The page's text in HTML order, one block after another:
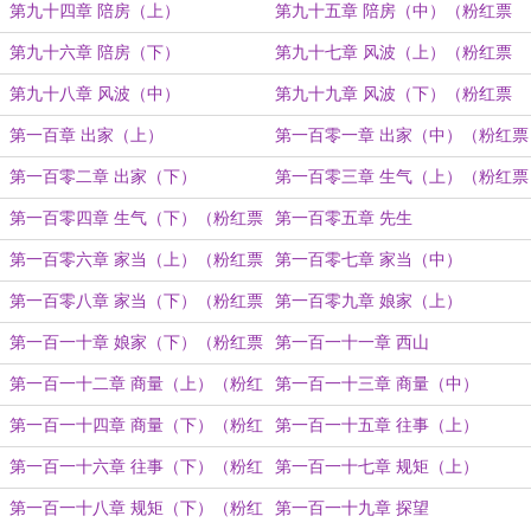
720）
第九十四章 陪房（上） 第九十五章 陪房（中）（粉红票
750）
第九十六章 陪房（下） 第九十七章 风波（上）（粉红票
780）
第九十八章 风波（中） 第九十九章 风波（下）（粉红票
810）
第一百章 出家（上） 第一百零一章 出家（中）（粉红票
840）
第一百零二章 出家（下） 第一百零三章 生气（上）（粉红票
870）
第一百零四章 生气（下）（粉红票
900）
第一百零五章 先生
第一百零六章 家当（上）（粉红票
930）
第一百零七章 家当（中）
第一百零八章 家当（下）（粉红票
960）
第一百零九章 娘家（上）
第一百一十章 娘家（下）（粉红票
990）
第一百一十一章 西山
第一百一十二章 商量（上）（粉红
票1020）
第一百一十三章 商量（中）
第一百一十四章 商量（下）（粉红
票1050）
第一百一十五章 往事（上）
第一百一十六章 往事（下）（粉红
票1080）
第一百一十七章 规矩（上）
第一百一十八章 规矩（下）（粉红 第一百一十九章 探望